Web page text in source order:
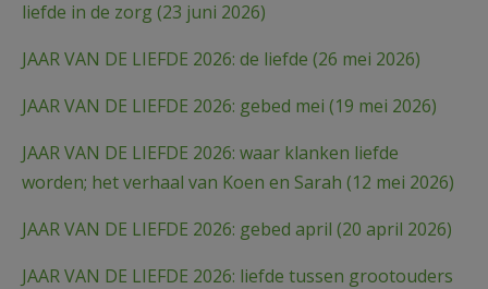
liefde in de zorg (23 juni 2026)
JAAR VAN DE LIEFDE 2026: de liefde (26 mei 2026)
JAAR VAN DE LIEFDE 2026: gebed mei (19 mei 2026)
JAAR VAN DE LIEFDE 2026: waar klanken liefde
worden; het verhaal van Koen en Sarah (12 mei 2026)
JAAR VAN DE LIEFDE 2026: gebed april (20 april 2026)
JAAR VAN DE LIEFDE 2026: liefde tussen grootouders